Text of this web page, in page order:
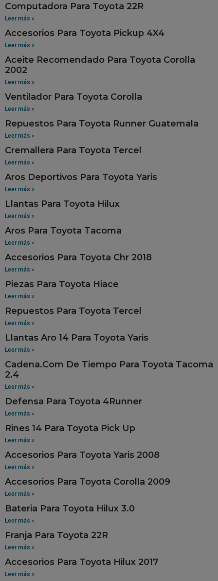
Computadora Para Toyota 22R
Leer más »
Accesorios Para Toyota Pickup 4X4
Leer más »
Aceite Recomendado Para Toyota Corolla
2002
Leer más »
Ventilador Para Toyota Corolla
Leer más »
Repuestos Para Toyota Runner Guatemala
Leer más »
Cremallera Para Toyota Tercel
Leer más »
Aros Deportivos Para Toyota Yaris
Leer más »
Llantas Para Toyota Hilux
Leer más »
Aros Para Toyota Tacoma
Leer más »
Accesorios Para Toyota Chr 2018
Leer más »
Piezas Para Toyota Hiace
Leer más »
Repuestos Para Toyota Tercel
Leer más »
Llantas Aro 14 Para Toyota Yaris
Leer más »
Cadena.Com De Tiempo Para Toyota Tacoma
2.4
Leer más »
Defensa Para Toyota 4Runner
Leer más »
Rines 14 Para Toyota Pick Up
Leer más »
Accesorios Para Toyota Yaris 2008
Leer más »
Accesorios Para Toyota Corolla 2009
Leer más »
Bateria Para Toyota Hilux 3.0
Leer más »
Franja Para Toyota 22R
Leer más »
Accesorios Para Toyota Hilux 2017
Leer más »